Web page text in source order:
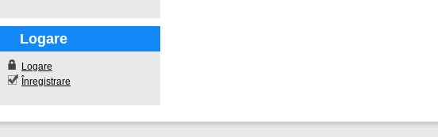
Logare
Logare
Înregistrare